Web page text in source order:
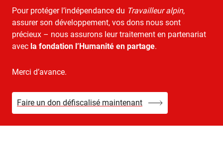
Pour protéger l’indépendance du Travailleur alpin,
assurer son développement, vos dons nous sont
précieux – nous assurons leur traitement en partenariat
avec la fondation l’Humanité en partage.
Merci d’avance.
Faire un don défiscalisé maintenant